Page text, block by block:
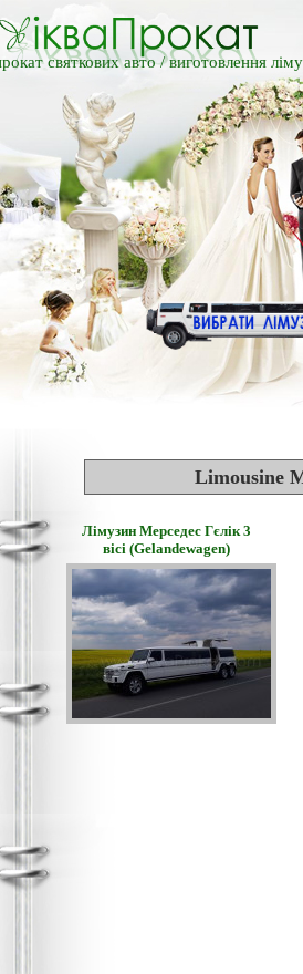
святкових авто /виготовлення
Limousine
Лімузин Мерседес Гєлік 3
вісі (Gelandewagen)